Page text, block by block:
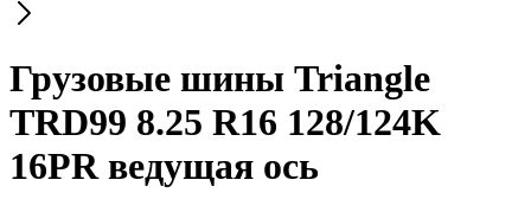
Грузовые шины Triangle
TRD99 8.25 R16 128/124K
16PR ведущая ось